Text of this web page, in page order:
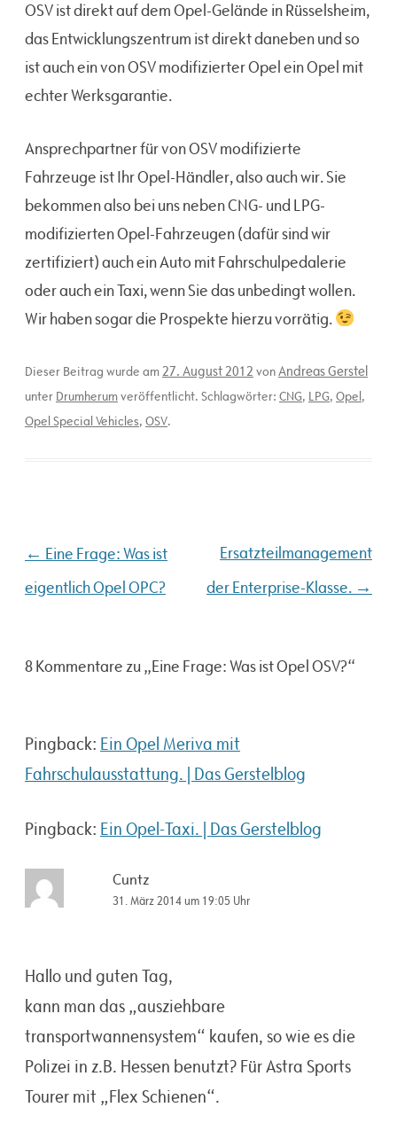
OSV ist direkt auf dem Opel-Gelände in Rüsselsheim,
das Entwicklungszentrum ist direkt daneben und so
ist auch ein von OSV modifizierter Opel ein Opel mit
echter Werksgarantie.
Ansprechpartner für von OSV modifizierte
Fahrzeuge ist Ihr Opel-Händler, also auch wir. Sie
bekommen also bei uns neben CNG- und LPG-
modifizierten Opel-Fahrzeugen (dafür sind wir
zertifiziert) auch ein Auto mit Fahrschulpedalerie
oder auch ein Taxi, wenn Sie das unbedingt wollen.
Wir haben sogar die Prospekte hierzu vorrätig.
Dieser Beitrag wurde am27. August 2012 vonAndreas Gerstel
unter Drumherumveröffentlicht. Schlagwörter: CNG, LPG, Opel,
Opel Special Vehicles, OSV.
Beitragsnavigation
← Eine Frage: Was ist
eigentlich Opel OPC?
Ersatzteilmanagement
der Enterprise-Klasse. →
8 Kommentare zu „Eine Frage: Was ist Opel OSV?“
Pingback: Ein Opel Meriva mit
Fahrschulausstattung. | Das Gerstelblog
Pingback: Ein Opel-Taxi. | Das Gerstelblog
Cuntz
31. März 2014 um 19:05 Uhr
Hallo und guten Tag,
kann man das „ausziehbare
transportwannensystem“ kaufen, so wie es die
Polizei in z.B. Hessen benutzt? Für Astra Sports
Tourer mit „Flex Schienen“.